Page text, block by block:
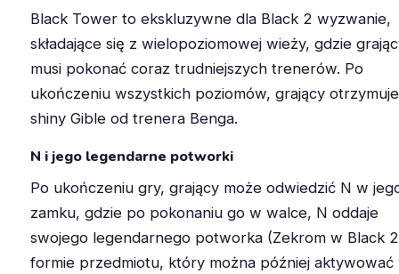
Black Tower to ekskluzywne dla Black 2 wyzwanie,
składające się z wielopoziomowej wieży, gdzie
musi pokonać coraz trudniejszych trenerów. Po
ukończeniu wszystkich poziomów, grający otrzymuje
shiny Gible od trenera Benga.
N i jego legendarne potworki
Po ukończeniu gry, grający może odwiedzić N w
zamku, gdzie po pokonaniu go w walce, N oddaje
swojego legendarnego potworka (Zekrom w Black
formie przedmiotu, który można później aktywować